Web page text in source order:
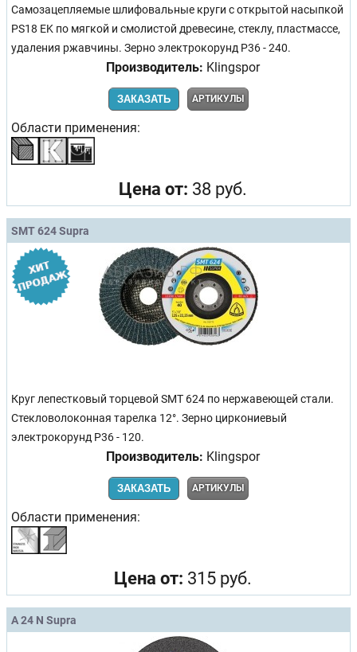
Самозацепляемые шлифовальные круги с открытой насыпкой
PS18 EK по мягкой и смолистой древесине, стеклу, пластмассе,
удаления ржавчины. Зерно электрокорунд Р36 - 240.
Производитель: Klingspor
ЗАКАЗАТЬ АРТИКУЛЫ
Области применения:
Цена от: 38 руб.
SMT 624 Supra
Круг лепестковый торцевой SMT 624 по нержавеющей стали.
Стекловолоконная тарелка 12°. Зерно циркониевый
электрокорунд Р36 - 120.
Производитель: Klingspor
ЗАКАЗАТЬ АРТИКУЛЫ
Области применения:
Цена от: 315 руб.
A 24 N Supra